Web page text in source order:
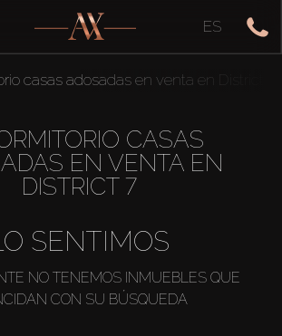
ES
casas adosadas en venta en District 7
CASAS
EN VENTA EN
DISTRICT 7
SENTIMOS
NO TENEMOS INMUEBLES QUE
CON SU BÚSQUEDA